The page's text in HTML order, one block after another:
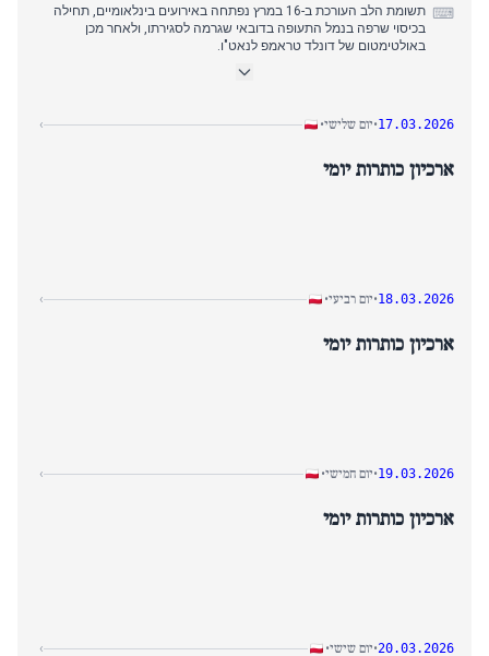
⌨
תשומת הלב העורכת ב-16 במרץ נפתחה באירועים בינלאומיים, תחילה
בכיסוי שרפה בנמל התעופה בדובאי שגרמה לסגירתו, ולאחר מכן
באולטימטום של דונלד טראמפ לנאט"ו.
'פולקסיט' והגבלות נשיאותיות בנוגע למינויים שיפוטיים.
לבעלות ברית שסירבו למעורבות, ואחריו אירוע בנמל התעופה ורשה
אוקנציה שבו נוסע פתח דלת מטוס במהלך גלגול.
כשמטוסי קרב פולניים יירטו מטוס רוסי, והעביר את הכיסוי משיח פוליטי
17.03.2026
•יום שלישי•
›
ארכיון כותרות יומי
18.03.2026
•יום רביעי•
›
ארכיון כותרות יומי
19.03.2026
•יום חמישי•
›
ארכיון כותרות יומי
20.03.2026
•יום שישי•
›